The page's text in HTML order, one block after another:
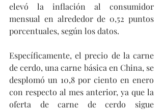
elevó la inflación al consumidor
mensual en alrededor de 0,52 puntos
porcentuales, según los datos.
Específicamente, el precio de la carne
de cerdo, una carne básica en China, se
desplomó un 10,8 por ciento en enero
con respecto al mes anterior, ya que la
oferta de carne de cerdo sigue